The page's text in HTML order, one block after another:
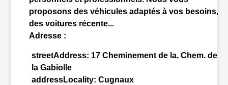
proposons des véhicules adaptés à vos besoins,
des voitures récente...
Adresse :
streetAddress: 17 Cheminement de la, Chem. de
la Gabiolle
addressLocality: Cugnaux